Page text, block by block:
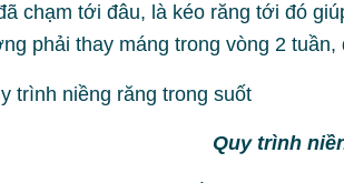
chạm tới đâu, là kéo răng tới đó
phải thay máng trong vòng 2 tuần,
Quy trình